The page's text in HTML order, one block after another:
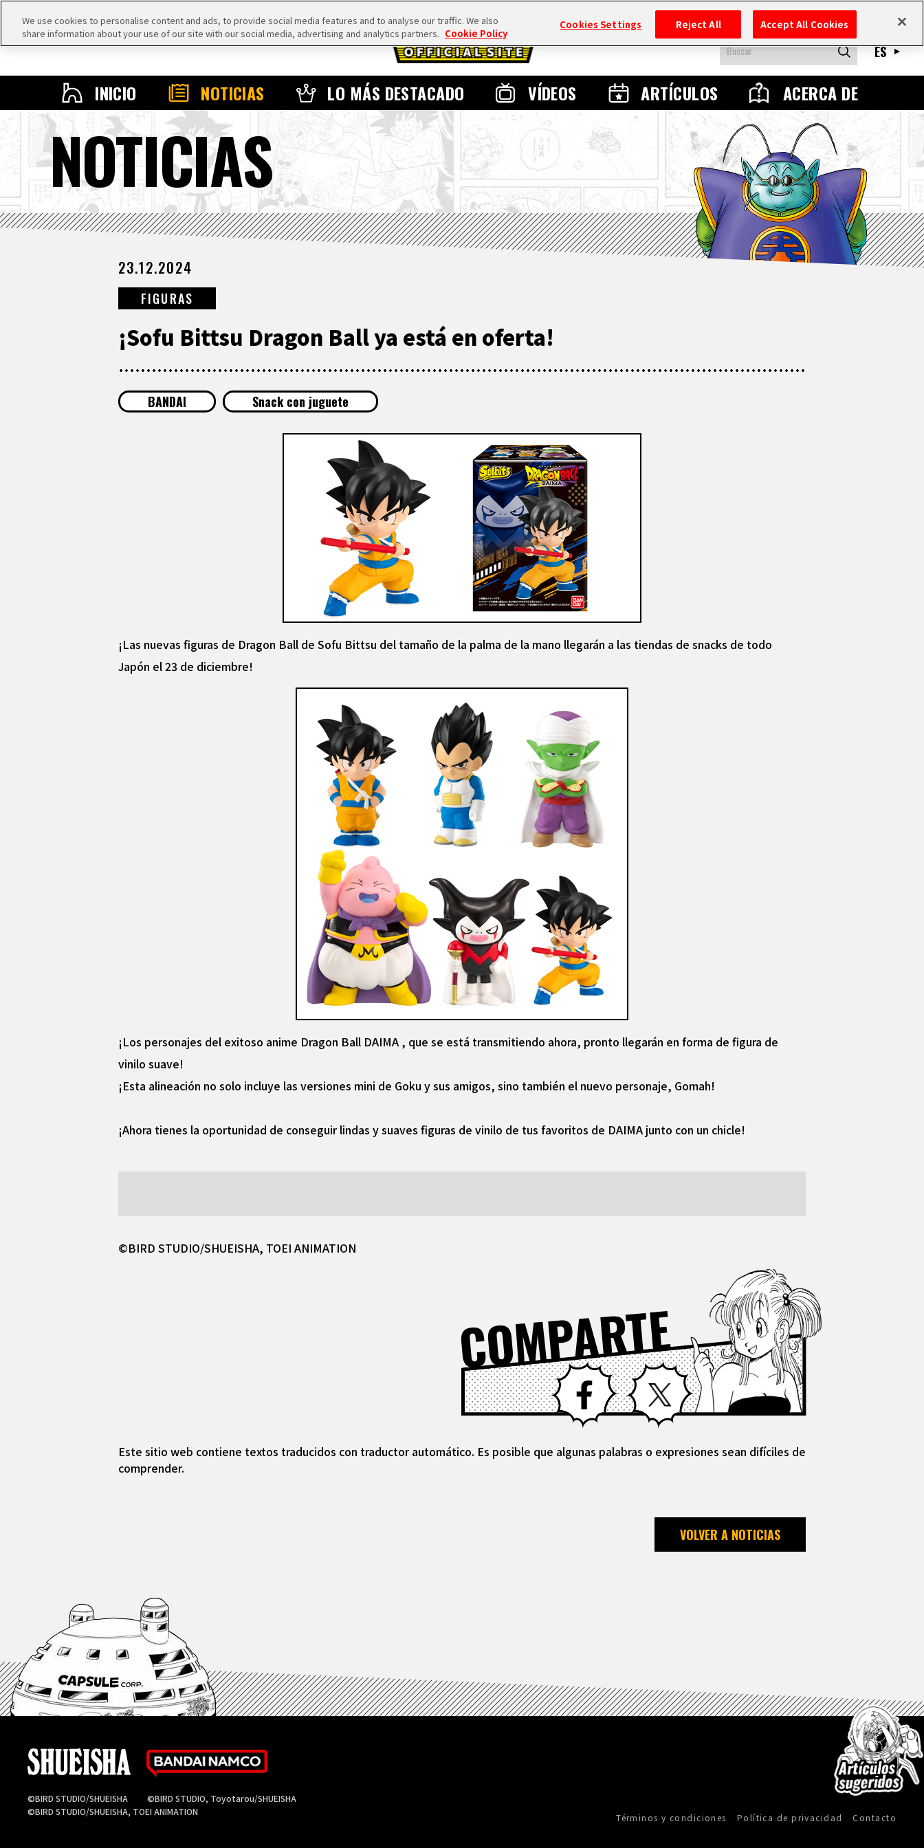
INICIO NOTICIAS LO MÁS DESTACADO VÍDEOS ARTÍCULOS ACERCA DE
ES
NOTICIAS
23.12.2024
FIGURAS
¡Sofu Bittsu Dragon Ball ya está en oferta!
BANDAI Snack con juguete
¡Las nuevas figuras de Dragon Ball de Sofu Bittsu del tamaño de la palma de la mano llegarán a las tiendas de snacks de todo
Japón el 23 de diciembre!
¡Los personajes del exitoso anime Dragon Ball DAIMA , que se está transmitiendo ahora, pronto llegarán en forma de figura de
vinilo suave!
¡Esta alineación no solo incluye las versiones mini de Goku y sus amigos, sino también el nuevo personaje, Gomah!
¡Ahora tienes la oportunidad de conseguir lindas y suaves figuras de vinilo de tus favoritos de DAIMA junto con un chicle!
©BIRD STUDIO/SHUEISHA, TOEI ANIMATION
COMPARTE
Facebook X
Este sitio web contiene textos traducidos con traductor automático. Es posible que algunas palabras o expresiones sean difíciles de
comprender.
VOLVER A NOTICIAS
©BIRD STUDIO/SHUEISHA
©BIRD STUDIO, Toyotarou/SHUEISHA
©BIRD STUDIO/SHUEISHA, TOEI ANIMATION
Términos y condiciones Política de privacidad Contacto
We use cookies to personalise content and ads, to provide social media features and to analyse our traffic. We also
share information about your use of our site with our social media, advertising and analytics partners. Cookie Policy
Cookies Settings Reject All Accept All Cookies